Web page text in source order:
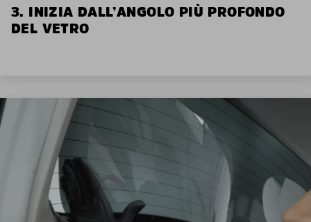
3. INIZIA DALL’ANGOLO PIÙ PROFONDO
DEL VETRO